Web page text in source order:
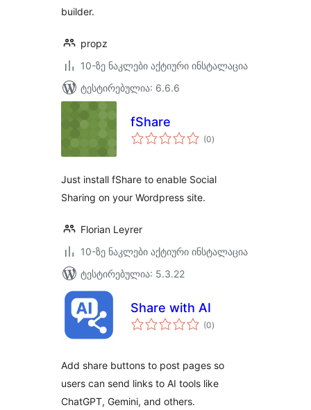
builder.
propz
10-ზე ნაკლები აქტიური ინსტალაცია
ტესტირებულია: 6.6.6
fShare
(0საერთო
რეიტინგი
)
Just install fShare to enable Social
Sharing on your Wordpress site.
Florian Leyrer
10-ზე ნაკლები აქტიური ინსტალაცია
ტესტირებულია: 5.3.22
Share with AI
(0საერთო
რეიტინგი
)
Add share buttons to post pages so
users can send links to AI tools like
ChatGPT, Gemini, and others.